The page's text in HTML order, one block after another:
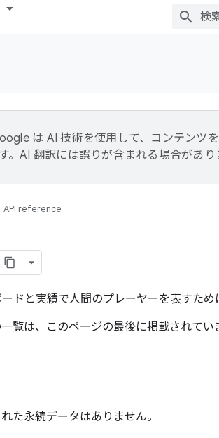
は AI 技術を使用して、コンテンツ
。AI 翻訳には誤りが含まれる場合があり
API reference
ドと実績で人間のプレーヤーを表すため
覧は、このページの最後に掲載されてい
た永続データはありません。